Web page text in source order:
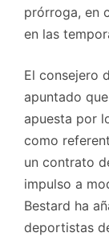
prórroga, en
en las
El consejero
apuntado
apuesta por
como
un contrato
impulso a
Bestard ha
deportistas